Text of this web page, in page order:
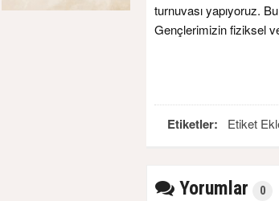
turnuvası yapıyoruz.
Gençlerimizin fiziksel
Etiketler: Etiket
Yorumlar 0